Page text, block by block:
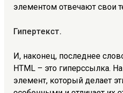
элементом отвечают свои
Гипертекст.
И, наконец, последнее
HTML – это гиперссылка.
элемент, который делает